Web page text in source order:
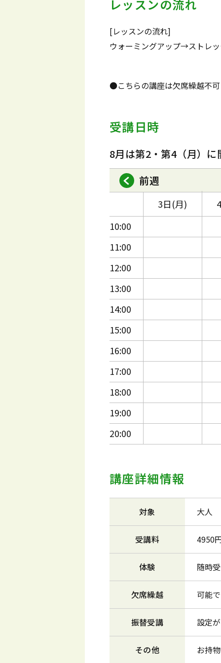
レッスンの流れ
[レッスンの流れ]
ウォーミングアップ→ストレ
●こちらの講座は欠席繰越不
受講日時
8月は第2・第4（月）に
前週
10:00
11:00
12:00
13:00
14:00
15:00
16:00
17:00
18:00
19:00
20:00
3日(月)
講座詳細情報
対象 大人
受講料 4950
体験 随時
欠席繰越 可能
振替受講 設定
その他 お持